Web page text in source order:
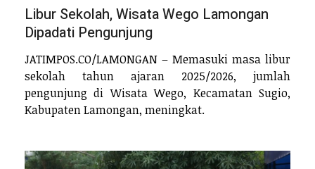
Libur Sekolah, Wisata Wego Lamongan
Dipadati Pengunjung
JATIMPOS.CO/LAMONGAN – Memasuki masa libur
sekolah tahun ajaran 2025/2026, jumlah
pengunjung di Wisata Wego, Kecamatan Sugio,
Kabupaten Lamongan, meningkat.